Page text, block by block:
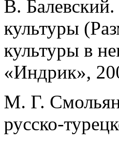
В. Балевский.
культуры
культуры в
«Индрик»,
М. Г.
русско-